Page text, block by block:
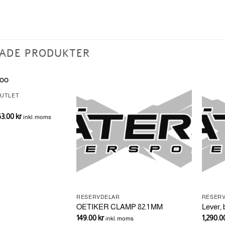
PRODUKTER
krDet
inkl. moms
RESERVDELAR
OETIKER CLAMP 82.1 MM
149.00 kr inkl. moms
Lever,